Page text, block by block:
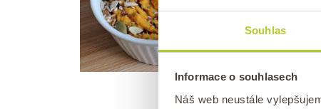
Souhlas
Informace o souhlasech
Náš web neustále
oleje.